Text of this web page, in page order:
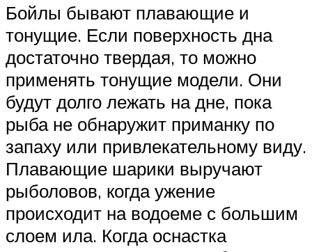
Бойлы бывают плавающие и
тонущие. Если поверхность дна
достаточно твердая, то можно
применять тонущие модели. Они
будут долго лежать на дне, пока
рыба не обнаружит приманку по
запаху или привлекательному виду.
Плавающие шарики выручают
рыболовов, когда ужение
происходит на водоеме с большим
слоем ила. Когда оснастка